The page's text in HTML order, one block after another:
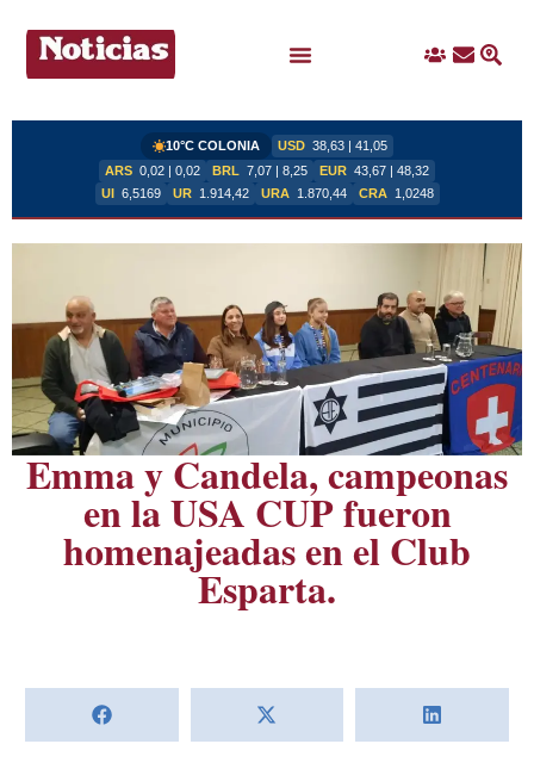
IngresoContacto
10°C COLONIA USD 38,63 | 41,05
ARS 0,02 | 0,02 BRL 7,07 | 8,25 EUR 43,67 | 48,32
UI 6,5169 UR 1.914,42 URA 1.870,44 CRA 1,0248
Emma y Candela, campeonas
en la USA CUP fueron
homenajeadas en el Club
Esparta.